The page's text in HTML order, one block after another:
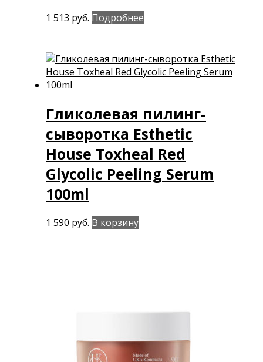
1 513 руб. Подробнее
Гликолевая пилинг-
сыворотка Esthetic
House Toxheal Red
Glycolic Peeling Serum
100ml
1 590 руб. В корзину